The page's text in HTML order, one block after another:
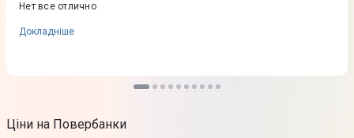
Нет все отлично
Докладніше
Ціни на Повербанки